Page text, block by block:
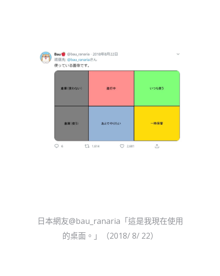
日本網友@bau_ranaria「這是我現在使用
的桌面。」（2018/ 8/ 22）